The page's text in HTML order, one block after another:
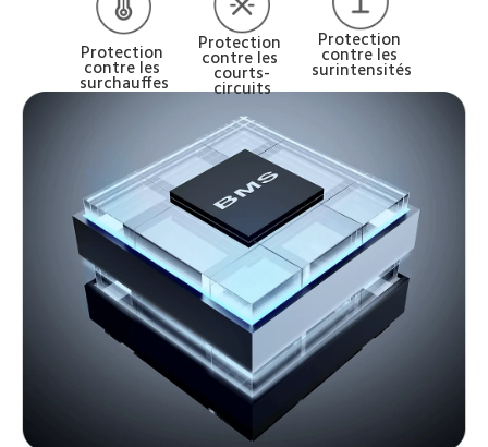
Protection
contre les
surchauffes
Protection
contre les
courts-
circuits
Protection
contre les
surintensités